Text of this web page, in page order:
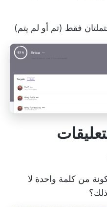
فقط (تم أو لم يتم)
من كلمة واحدة لا